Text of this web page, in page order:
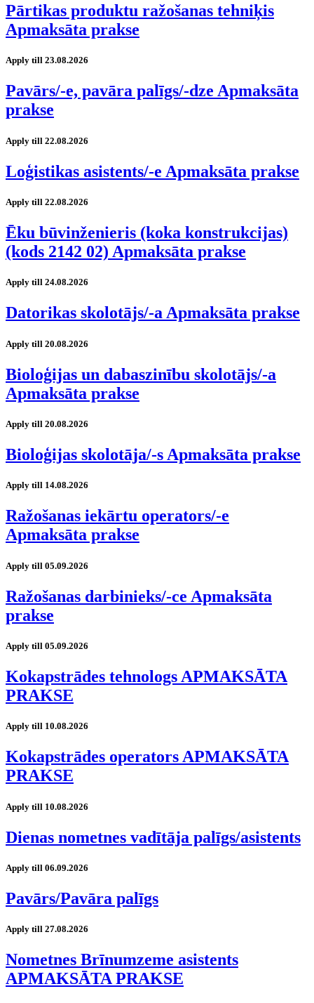
Pārtikas produktu ražošanas tehniķis
Apmaksāta prakse
Apply till 23.08.2026
Pavārs/-e, pavāra palīgs/-dze Apmaksāta
prakse
Apply till 22.08.2026
Loģistikas asistents/-e Apmaksāta prakse
Apply till 22.08.2026
Ēku būvinženieris (koka konstrukcijas)
(kods 2142 02) Apmaksāta prakse
Apply till 24.08.2026
Datorikas skolotājs/-a Apmaksāta prakse
Apply till 20.08.2026
Bioloģijas un dabaszinību skolotājs/-a
Apmaksāta prakse
Apply till 20.08.2026
Bioloģijas skolotāja/-s Apmaksāta prakse
Apply till 14.08.2026
Ražošanas iekārtu operators/-e
Apmaksāta prakse
Apply till 05.09.2026
Ražošanas darbinieks/-ce Apmaksāta
prakse
Apply till 05.09.2026
Kokapstrādes tehnologs APMAKSĀTA
PRAKSE
Apply till 10.08.2026
Kokapstrādes operators APMAKSĀTA
PRAKSE
Apply till 10.08.2026
Dienas nometnes vadītāja palīgs/asistents
Apply till 06.09.2026
Pavārs/Pavāra palīgs
Apply till 27.08.2026
Nometnes Brīnumzeme asistents
APMAKSĀTA PRAKSE